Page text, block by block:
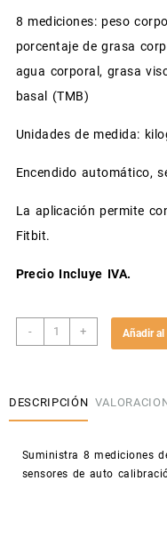
8 mediciones: peso
porcentaje de grasa
agua corporal, grasa
basal (TMB)
Unidades de medida:
Encendido automático,
La aplicación permite
Fitbit.
Precio Incluye IVA.
-
Balanza
Inteligente
+ Añadir al
DESCRIPCIÓN
Suministra 8 mediciones
sensores de auto